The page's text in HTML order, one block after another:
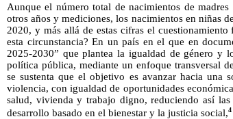
Aunque el número total de nacimientos de
otros años y mediciones, los nacimientos en niñas
2020, y más allá de estas cifras el
esta circunstancia? En un país en el que en
2025-2030” que plantea la igualdad de género y
política pública, mediante un enfoque transversal
se sustenta que el objetivo es avanzar hacia una
violencia, con igualdad de oportunidades
salud, vivienda y trabajo digno, reduciendo así
desarrollo basado en el bienestar y la justicia social,4